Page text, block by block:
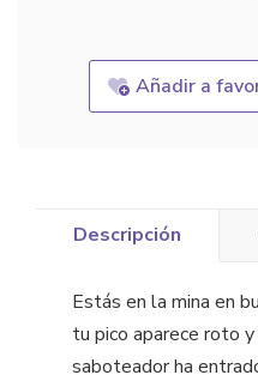
Añadir a
Descripción
Estás en la mina en
tu pico aparece roto
saboteador ha